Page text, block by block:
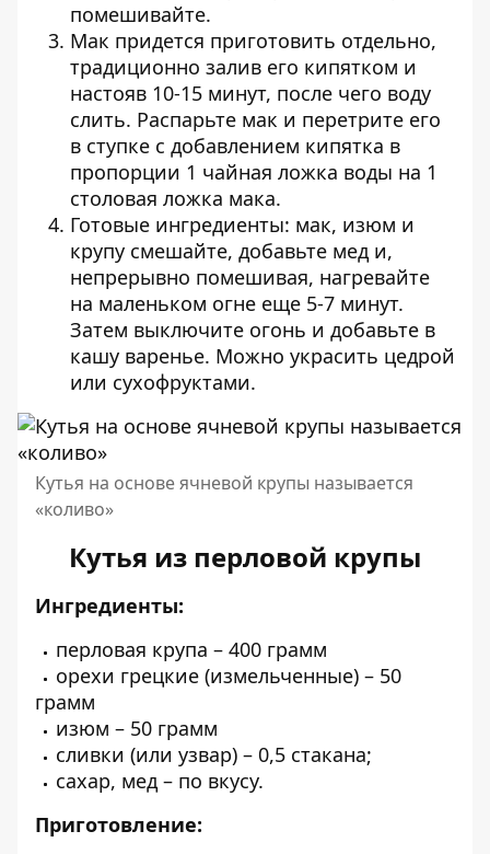
помешивайте.
Мак придется приготовить отдельно,
традиционно залив его кипятком и
настояв 10-15 минут, после чего воду
слить. Распарьте мак и перетрите его
в ступке с добавлением кипятка в
пропорции 1 чайная ложка воды на 1
столовая ложка мака.
Готовые ингредиенты: мак, изюм и
крупу смешайте, добавьте мед и,
непрерывно помешивая, нагревайте
на маленьком огне еще 5-7 минут.
Затем выключите огонь и добавьте в
кашу варенье. Можно украсить цедрой
или сухофруктами.
Кутья на основе ячневой крупы называется
«коливо»
Кутья из перловой крупы
Ингредиенты:
перловая крупа – 400 грамм
орехи грецкие (измельченные) – 50
грамм
изюм – 50 грамм
сливки (или узвар) – 0,5 стакана;
сахар, мед – по вкусу.
Приготовление: